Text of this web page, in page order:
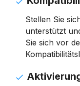
Stellen Sie
unterstützt
Sie sich vor